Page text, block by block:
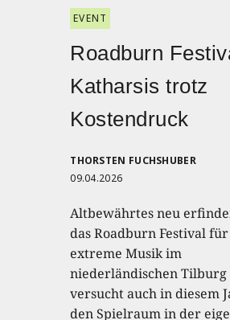
EVENT
Roadburn
Katharsis trotz
Kostendruck
THORSTEN FUCHSHUBER
09.04.2026
Altbewährtes neu
das Roadburn Festival für
extreme Musik im
niederländischen Tilburg
versucht auch in diesem
den Spielraum in der